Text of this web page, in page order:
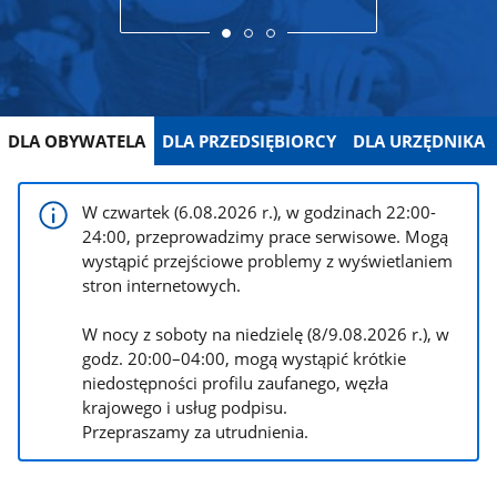
DLA OBYWATELA DLA PRZEDSIĘBIORCY DLA URZĘDNIKA
W czwartek (6.08.2026 r.), w godzinach 22:00-
24:00, przeprowadzimy prace serwisowe. Mogą
wystąpić przejściowe problemy z wyświetlaniem
stron internetowych.
W nocy z soboty na niedzielę (8/9.08.2026 r.), w
godz. 20:00–04:00, mogą wystąpić krótkie
niedostępności profilu zaufanego, węzła
krajowego i usług podpisu.
Przepraszamy za utrudnienia.